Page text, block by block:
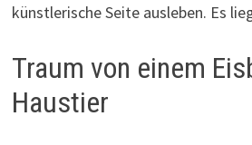
künstlerische Seite ausleben. Es
Traum von einem
Haustier